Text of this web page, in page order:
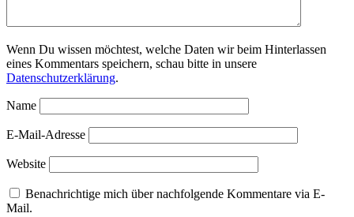
Wenn Du wissen möchtest, welche Daten wir beim Hinterlassen
eines Kommentars speichern, schau bitte in unsere
Datenschutzerklärung.
Name
E-Mail-Adresse
Website
Benachrichtige mich über nachfolgende Kommentare via E-
Mail.